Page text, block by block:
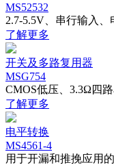
MS52532
2.7-5.5V、串行输入
了解更多
开关及多路复用器
MSG754
CMOS低压、3.3Ω四
了解更多
电平转换
MS4561-4
用于开漏和推挽应用